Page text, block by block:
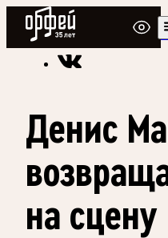
Радио Орфей
Радио классической
Денис
на сцену